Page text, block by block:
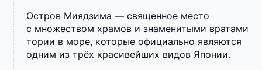
Остров Миядзима — священное место
с множеством храмов и знаменитыми вратами
тории в море, которые официально являются
одним из трёх красивейших видов Японии.